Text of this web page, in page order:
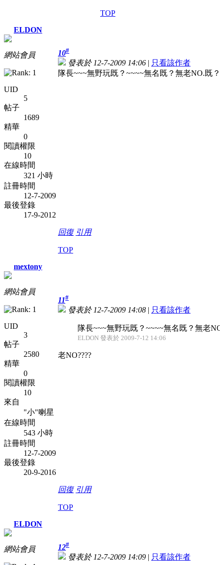
TOP
ELDON
網站會員
UID
5
帖子
1689
精華
0
閱讀權限
10
在線時間
321 小時
註冊時間
12-7-2009
最後登錄
17-9-2012
10#
發表於 12-7-2009 14:06 | 只看該作者
隊長~~~無野玩既？~~~~無名既？無老NO.既？
回復 引用
TOP
mextony
網站會員
UID
3
帖子
2580
精華
0
閱讀權限
10
來自
"小"喇星
在線時間
543 小時
註冊時間
12-7-2009
最後登錄
20-9-2016
11#
發表於 12-7-2009 14:08 | 只看該作者
隊長~~~無野玩既？~~~~無名既？無老
ELDON 發表於 2009-7-12 14:06
老NO????
回復 引用
TOP
ELDON
網站會員 12#
發表於 12-7-2009 14:09 | 只看該作者